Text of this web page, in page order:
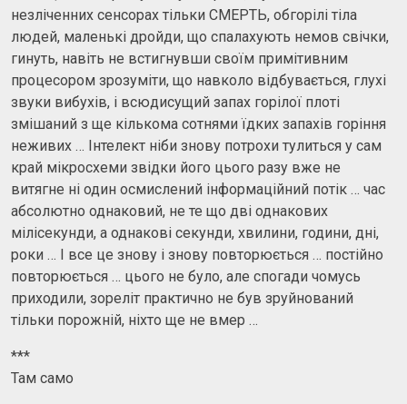
незліченних сенсорах тільки СМЕРТЬ, обгорілі тіла
людей, маленькі дройди, що спалахують немов свічки,
гинуть, навіть не встигнувши своїм примітивним
процесором зрозуміти, що навколо відбувається, глухі
звуки вибухів, і всюдисущий запах горілої плоті
змішаний з ще кількома сотнями їдких запахів горіння
неживих … Інтелект ніби знову потрохи тулиться у сам
край мікросхеми звідки його цього разу вже не
витягне ні один осмислений інформаційний потік … час
абсолютно однаковий, не те що дві однакових
мілісекунди, а однакові секунди, хвилини, години, дні,
роки … І все це знову і знову повторюється … постійно
повторюється … цього не було, але спогади чомусь
приходили, зореліт практично не був зруйнований
тільки порожній, ніхто ще не вмер …
***
Там само